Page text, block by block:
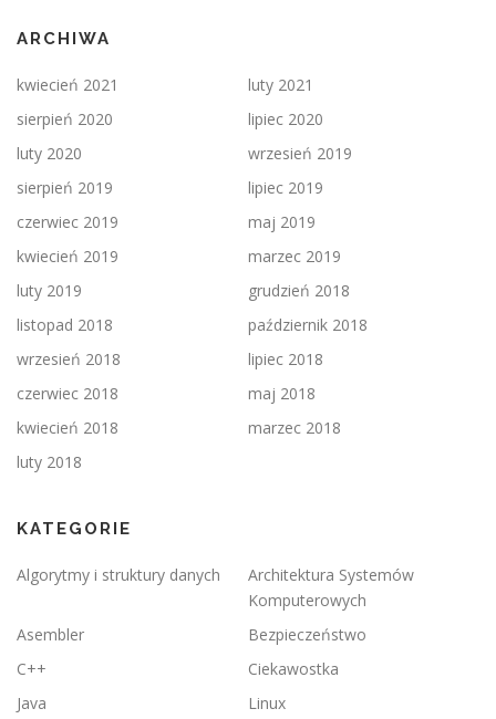
ARCHIWA
kwiecień 2021
luty 2021
sierpień 2020
lipiec 2020
luty 2020
wrzesień 2019
sierpień 2019
lipiec 2019
czerwiec 2019
maj 2019
kwiecień 2019
marzec 2019
luty 2019
grudzień 2018
listopad 2018
październik 2018
wrzesień 2018
lipiec 2018
czerwiec 2018
maj 2018
kwiecień 2018
marzec 2018
luty 2018
KATEGORIE
Algorytmy i struktury danych
Architektura Systemów
Komputerowych
Asembler
Bezpieczeństwo
C++
Ciekawostka
Java
Linux